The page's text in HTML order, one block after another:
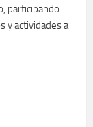
participando
y actividades a